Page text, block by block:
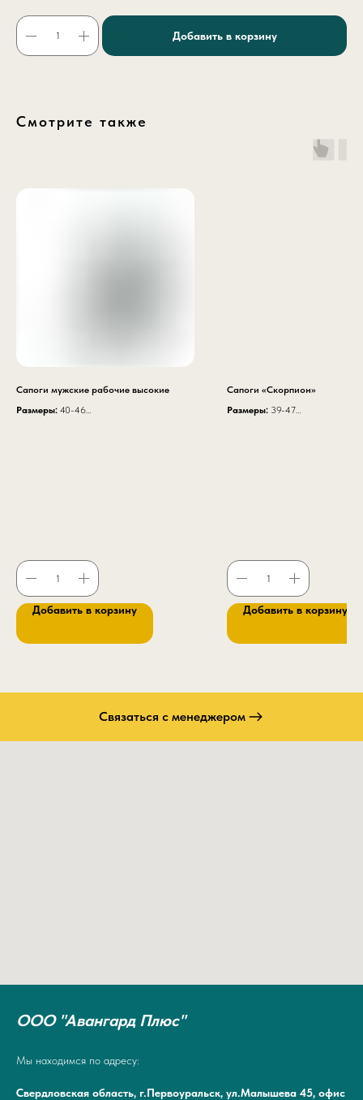
Добавить в корзину
Смотрите также
Сапоги мужские рабочие высокие
Размеры: 40-46
Добавить в корзину
Сапоги «Скорпион»
Размеры: 39-47
Добавить в корзину
Связаться с менеджером
ООО "Авангард Плюс"
Мы находимся по адресу:
Свердловская область, г.Первоуральск, ул.Малышева 45, офис